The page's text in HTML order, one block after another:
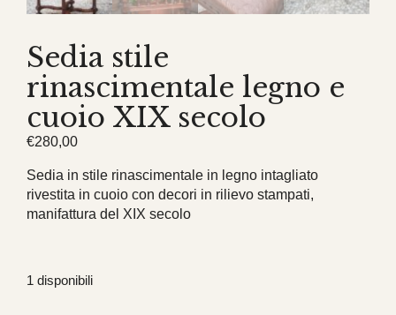
Sedia stile
rinascimentale legno e
cuoio XIX secolo
€280,00
Sedia in stile rinascimentale in legno intagliato
rivestita in cuoio con decori in rilievo stampati,
manifattura del XIX secolo
1 disponibili